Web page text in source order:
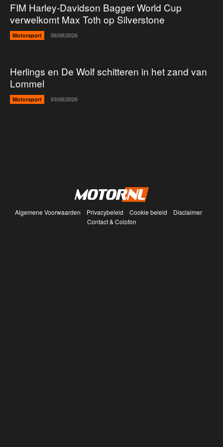
FIM Harley-Davidson Bagger World Cup
verwelkomt Max Toth op Silverstone
Motorsport 06/08/2026
Herlings en De Wolf schitteren in het zand van
Lommel
Motorsport 03/08/2026
Algemene Voorwaarden Privacybeleid Cookie beleid
Disclaimer
Contact & Colofon